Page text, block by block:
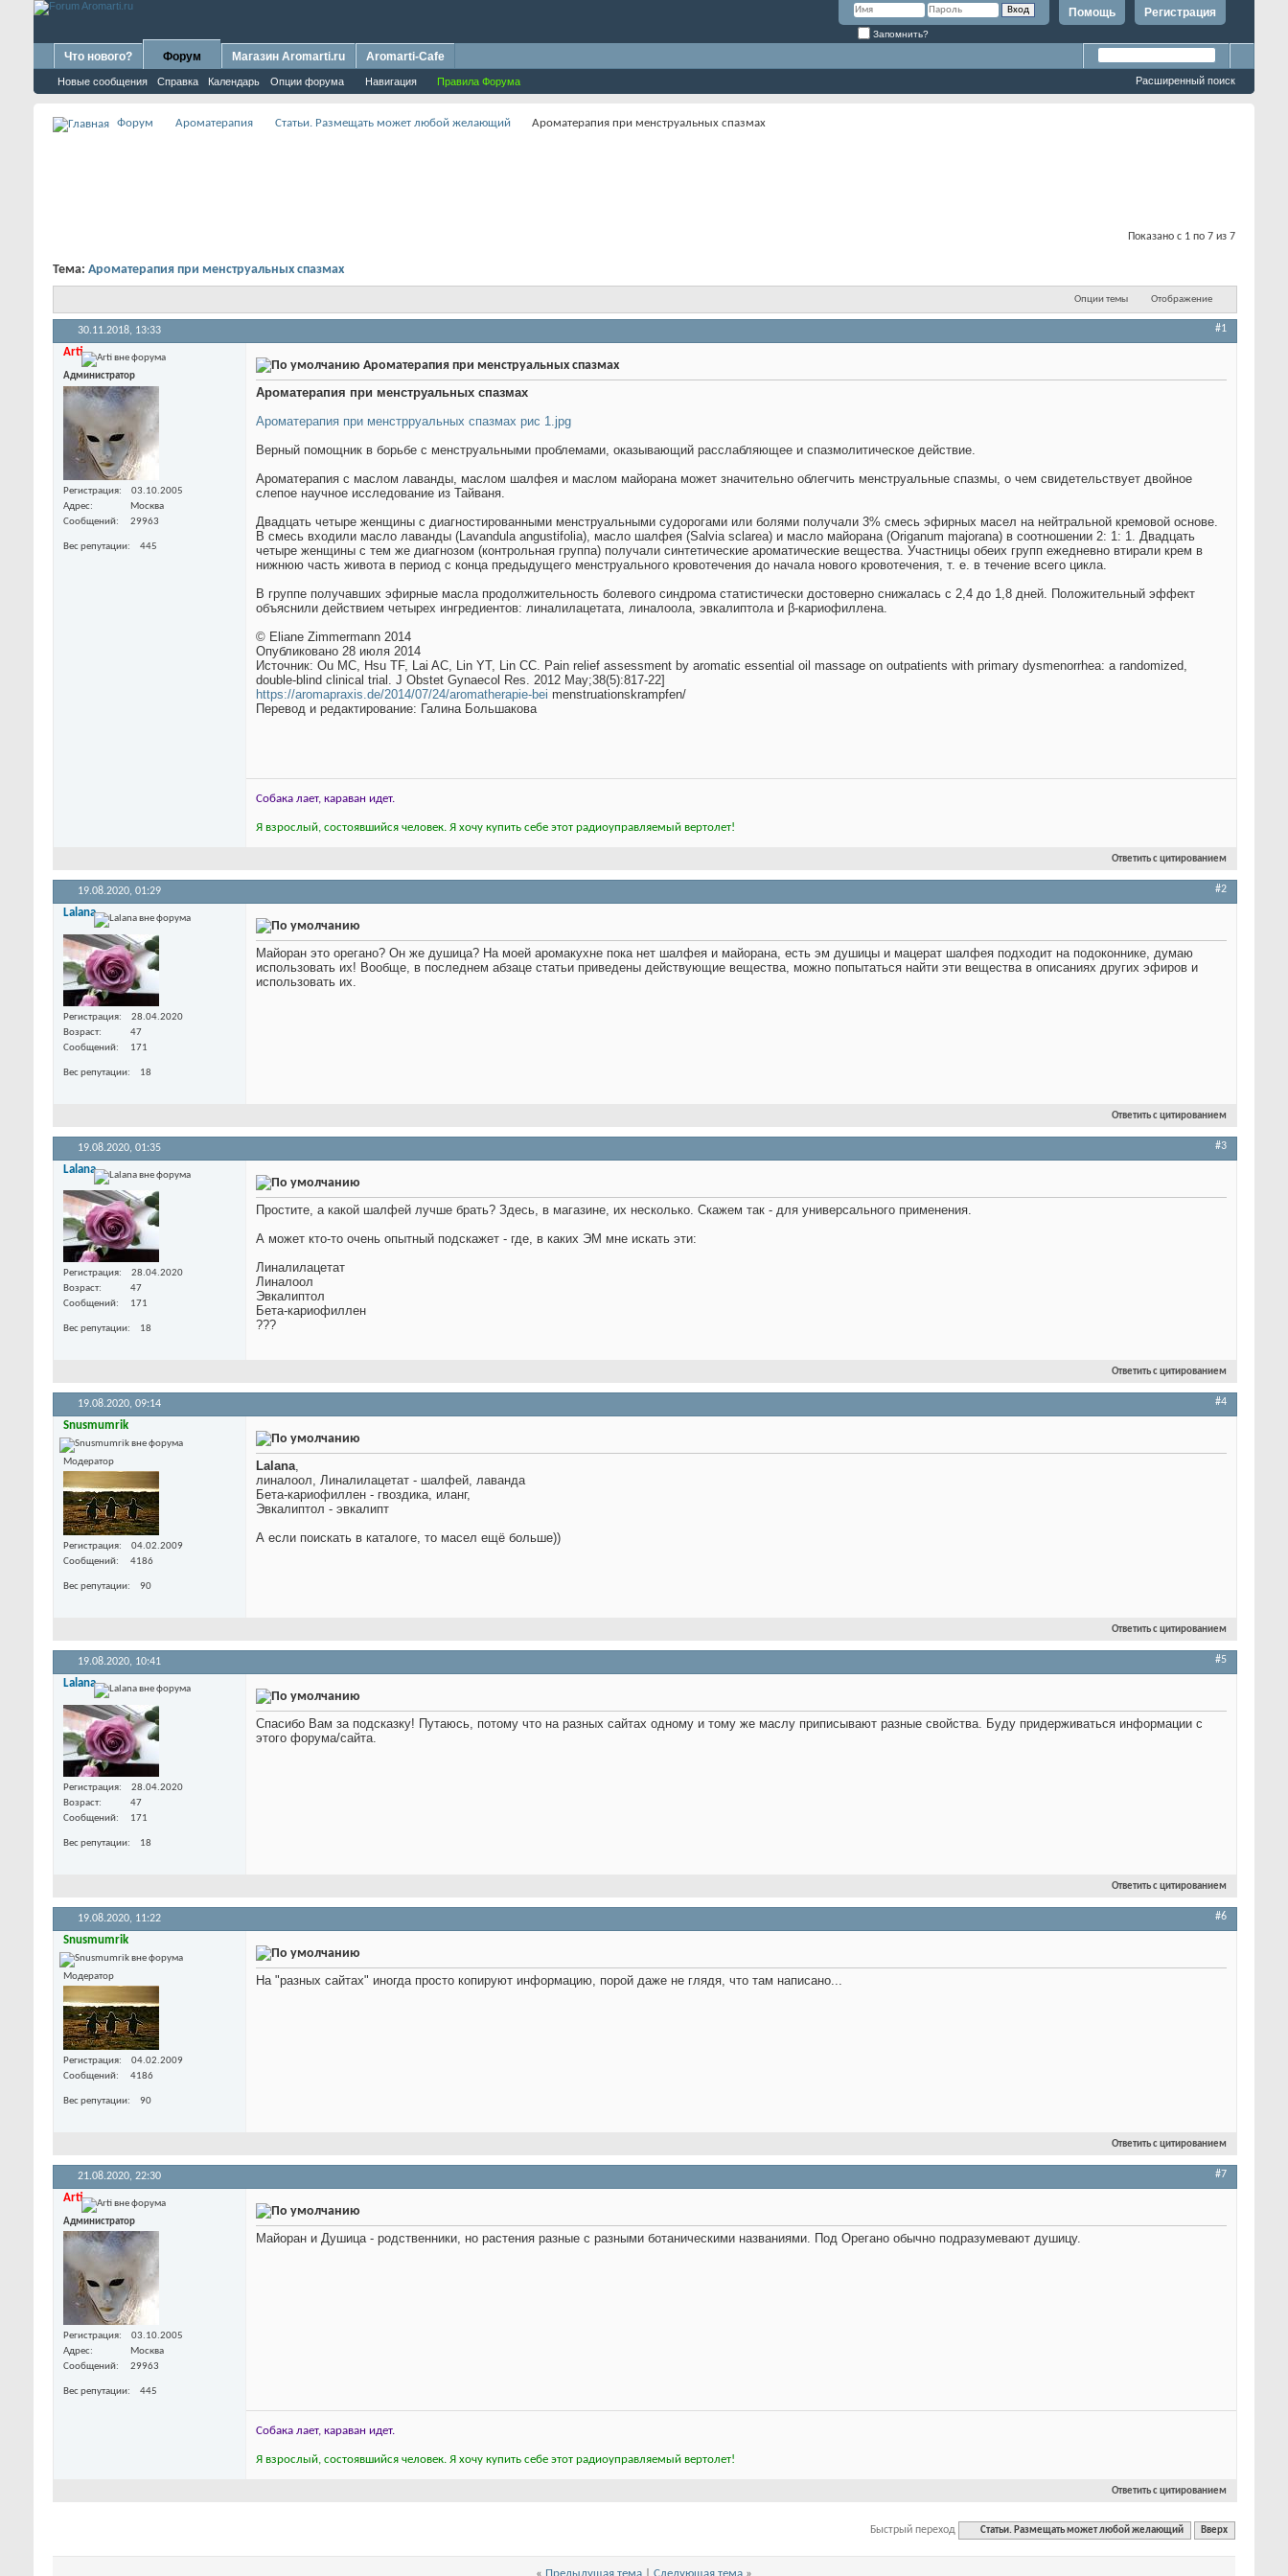
Регистрация
Помощь
Запомнить?
Что нового? Форум
Новые сообщения Справка Календарь Опции форума Навигация Правила Форума
Магазин Aromarti.ru Aromarti-Cafe
Расширенный поиск
Форум Ароматерапия Статьи. Размещать может любой желающий Ароматерапия при менструальных спазмах
Показано с 1 по 7 из 7
Тема: Ароматерапия при менструальных спазмах
Опции темы Отображение
30.11.2018, 13:33 #1
Arti
Администратор
Регистрация
03.10.2005
Адрес
Москва
Сообщений
29963
Вес репутации 445
Ароматерапия при менструальных спазмах
Ароматерапия при менструальных спазмах
Ароматерапия при менстрруальных спазмах рис 1.jpg
Верный помощник в борьбе с менструальными проблемами, оказывающий расслабляющее и спазмолитическое действие.
Ароматерапия с маслом лаванды, маслом шалфея и маслом майорана может значительно облегчить менструальные спазмы, о чем свидетельствует двойное
слепое научное исследование из Тайваня.
Двадцать четыре женщины с диагностированными менструальными судорогами или болями получали 3% смесь эфирных масел на нейтральной кремовой основе.
В смесь входили масло лаванды (Lavandula angustifolia), масло шалфея (Salvia sclarea) и масло майорана (Origanum majorana) в соотношении 2: 1: 1. Двадцать
четыре женщины с тем же диагнозом (контрольная группа) получали синтетические ароматические вещества. Участницы обеих групп ежедневно втирали крем в
нижнюю часть живота в период с конца предыдущего менструального кровотечения до начала нового кровотечения, т. е. в течение всего цикла.
В группе получавших эфирные масла продолжительность болевого синдрома статистически достоверно снижалась с 2,4 до 1,8 дней. Положительный эффект
объяснили действием четырех ингредиентов: линалилацетата, линалоола, эвкалиптола и β-кариофиллена.
© Eliane Zimmermann 2014
Опубликовано 28 июля 2014
Источник: Ou MC, Hsu TF, Lai AC, Lin YT, Lin CC. Pain relief assessment by aromatic essential oil massage on outpatients with primary dysmenorrhea: a randomized,
double-blind clinical trial. J Obstet Gynaecol Res. 2012 May;38(5):817-22]
https://aromapraxis.de/2014/07/24/aromatherapie-bei menstruationskrampfen/
Перевод и редактирование: Галина Большакова
Собака лает, караван идет.
Я взрослый, состоявшийся человек. Я хочу купить себе этот радиоуправляемый вертолет!
Ответить с цитированием
19.08.2020, 01:29 #2
Lalana
Регистрация
28.04.2020
Возраст
47
Сообщений
171
Вес репутации 18
Майоран это орегано? Он же душица? На моей аромакухне пока нет шалфея и майорана, есть эм душицы и мацерат шалфея подходит на подоконнике, думаю
использовать их! Вообще, в последнем абзаце статьи приведены действующие вещества, можно попытаться найти эти вещества в описаниях других эфиров и
использовать их.
Ответить с цитированием
19.08.2020, 01:35 #3
Lalana
Регистрация
28.04.2020
Возраст
47
Сообщений
171
Вес репутации 18
Простите, а какой шалфей лучше брать? Здесь, в магазине, их несколько. Скажем так - для универсального применения.
А может кто-то очень опытный подскажет - где, в каких ЭМ мне искать эти:
Линалилацетат
Линалоол
Эвкалиптол
Бета-кариофиллен
???
Ответить с цитированием
19.08.2020, 09:14 #4
Snusmumrik
Модератор
Регистрация
04.02.2009
Сообщений
4186
Вес репутации 90
Lalana,
линалоол, Линалилацетат - шалфей, лаванда
Бета-кариофиллен - гвоздика, иланг,
Эвкалиптол - эвкалипт
А если поискать в каталоге, то масел ещё больше))
Ответить с цитированием
19.08.2020, 10:41 #5
Lalana
Регистрация
28.04.2020
Возраст
47
Сообщений
171
Вес репутации 18
Спасибо Вам за подсказку! Путаюсь, потому что на разных сайтах одному и тому же маслу приписывают разные свойства. Буду придерживаться информации с
этого форума/сайта.
Ответить с цитированием
19.08.2020, 11:22 #6
Snusmumrik
Модератор
Регистрация
04.02.2009
Сообщений
4186
Вес репутации 90
На "разных сайтах" иногда просто копируют информацию, порой даже не глядя, что там написано...
Ответить с цитированием
21.08.2020, 22:30 #7
Arti
Администратор
Регистрация
03.10.2005
Адрес
Москва
Сообщений
29963
Вес репутации 445
Майоран и Душица - родственники, но растения разные с разными ботаническими названиями. Под Орегано обычно подразумевают душицу.
Собака лает, караван идет.
Я взрослый, состоявшийся человек. Я хочу купить себе этот радиоуправляемый вертолет!
Ответить с цитированием
Быстрый переход Статьи. Размещать может любой желающий Вверх